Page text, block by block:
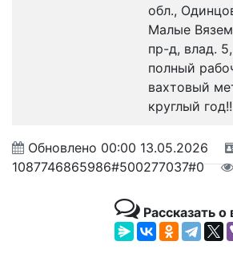
обл.,
Малые
пр-д, влад.
полный
вахтовый
круглый
Обновлено 00:00 13.05.2026
1087746865986#500277037#0
Рассказать